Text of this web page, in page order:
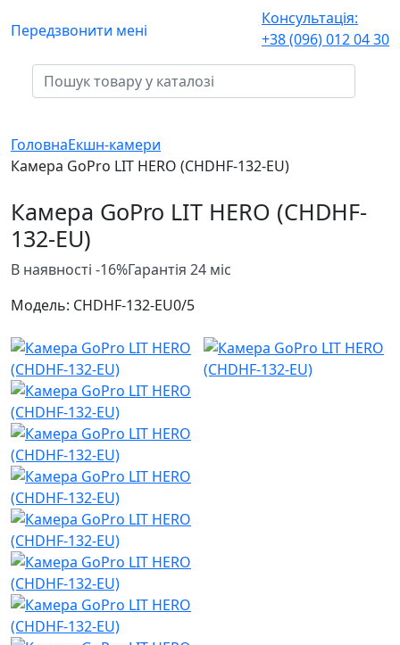
Передзвонити мені
Консультація:
+38 (096) 012 04 30
ГоловнаЕкшн-камери
Камера GoPro LIT HERO (CHDHF-132-EU)
Камера GoPro LIT HERO (CHDHF-
132-EU)
В наявності -16%Гарантія 24 міс
Модель: CHDHF-132-EU0/5